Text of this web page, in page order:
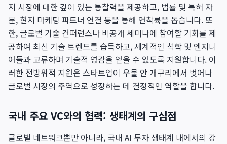
지 시장에 대한 깊이 있는 통찰력을 제공하고, 법률 및 특허 자
문, 현지 마케팅 파트너 연결 등을 통해 연착륙을 돕습니다. 또
한, 글로벌 기술 컨퍼런스나 비공개 세미나에 참여할 기회를 제
공하여 최신 기술 트렌드를 습득하고, 세계적인 석학 및 엔지니
어들과 교류하며 기술적 영감을 얻을 수 있도록 지원합니다. 이
러한 전방위적 지원은 스타트업이 우물 안 개구리에서 벗어나
글로벌 시장의 주역으로 성장하는 데 결정적인 역할을 합니다.
국내 주요 VC와의 협력: 생태계의 구심점
글로벌 네트워크뿐만 아니라, 국내 AI 투자 생태계 내에서의 강